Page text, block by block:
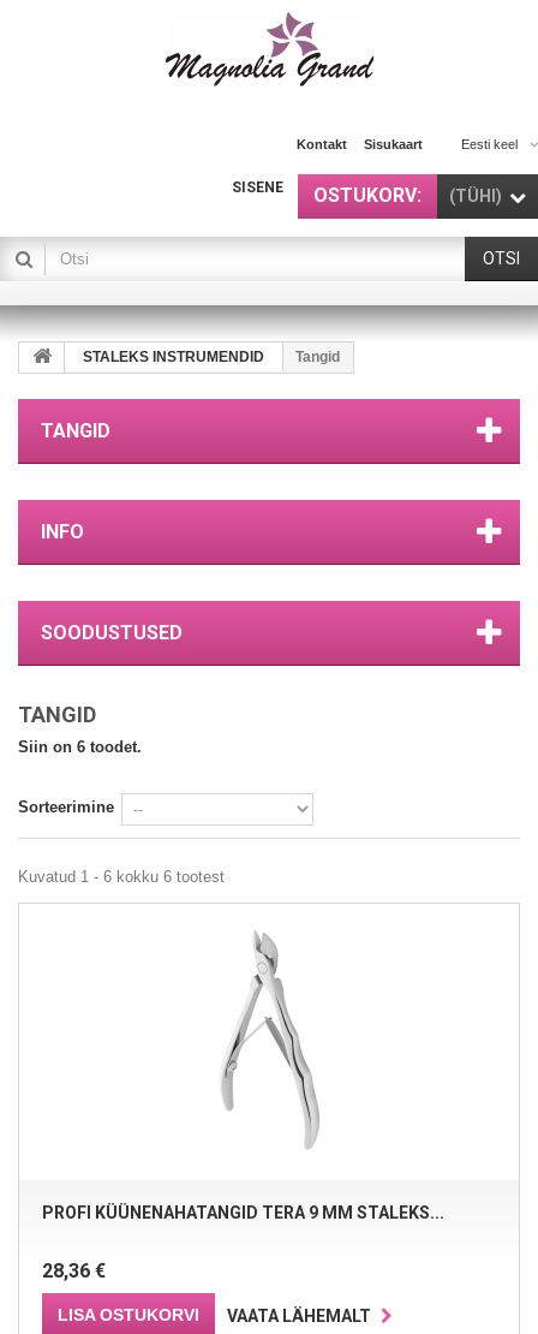
Eesti keel
Kontakt Sisukaart
OSTUKORV: (TÜHI)
SISENE
OTSI
STALEKS INSTRUMENDID Tangid
TANGID
INFO
SOODUSTUSED
TANGID
Siin on 6 toodet.
Sorteerimine
Kuvatud 1 - 6 kokku 6 tootest
PROFI KÜÜNENAHATANGID TERA 9 MM STALEKS...
28,36 €
LISA OSTUKORVI VAATA LÄHEMALT